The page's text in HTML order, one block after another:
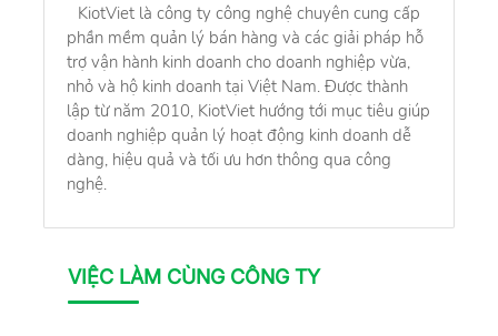
KiotViet là công ty công nghệ chuyên cung cấp
phần mềm quản lý bán hàng và các giải pháp hỗ
trợ vận hành kinh doanh cho doanh nghiệp vừa,
nhỏ và hộ kinh doanh tại Việt Nam. Được thành
lập từ năm 2010, KiotViet hướng tới mục tiêu giúp
doanh nghiệp quản lý hoạt động kinh doanh dễ
dàng, hiệu quả và tối ưu hơn thông qua công
nghệ.
VIỆC LÀM CÙNG CÔNG TY